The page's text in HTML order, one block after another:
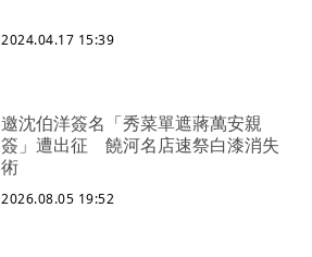
2024.04.17 15:39
邀沈伯洋簽名「秀菜單遮蔣萬安親
簽」遭出征 饒河名店速祭白漆消失
術
2026.08.05 19:52